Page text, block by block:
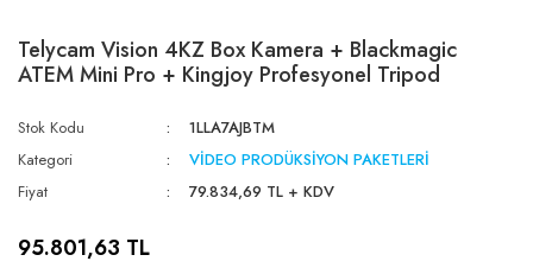
Telycam Vision 4KZ Box Kamera + Blackmagic
ATEM Mini Pro + Kingjoy Profesyonel Tripod
Stok Kodu
1LLA7AJBTM
Kategori
VİDEO PRODÜKSİYON PAKETLERİ
Fiyat
79.834,69 TL + KDV
95.801,63 TL